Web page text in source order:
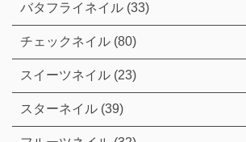
バタフライネイル (33)
チェックネイル (80)
スイーツネイル (23)
スターネイル (39)